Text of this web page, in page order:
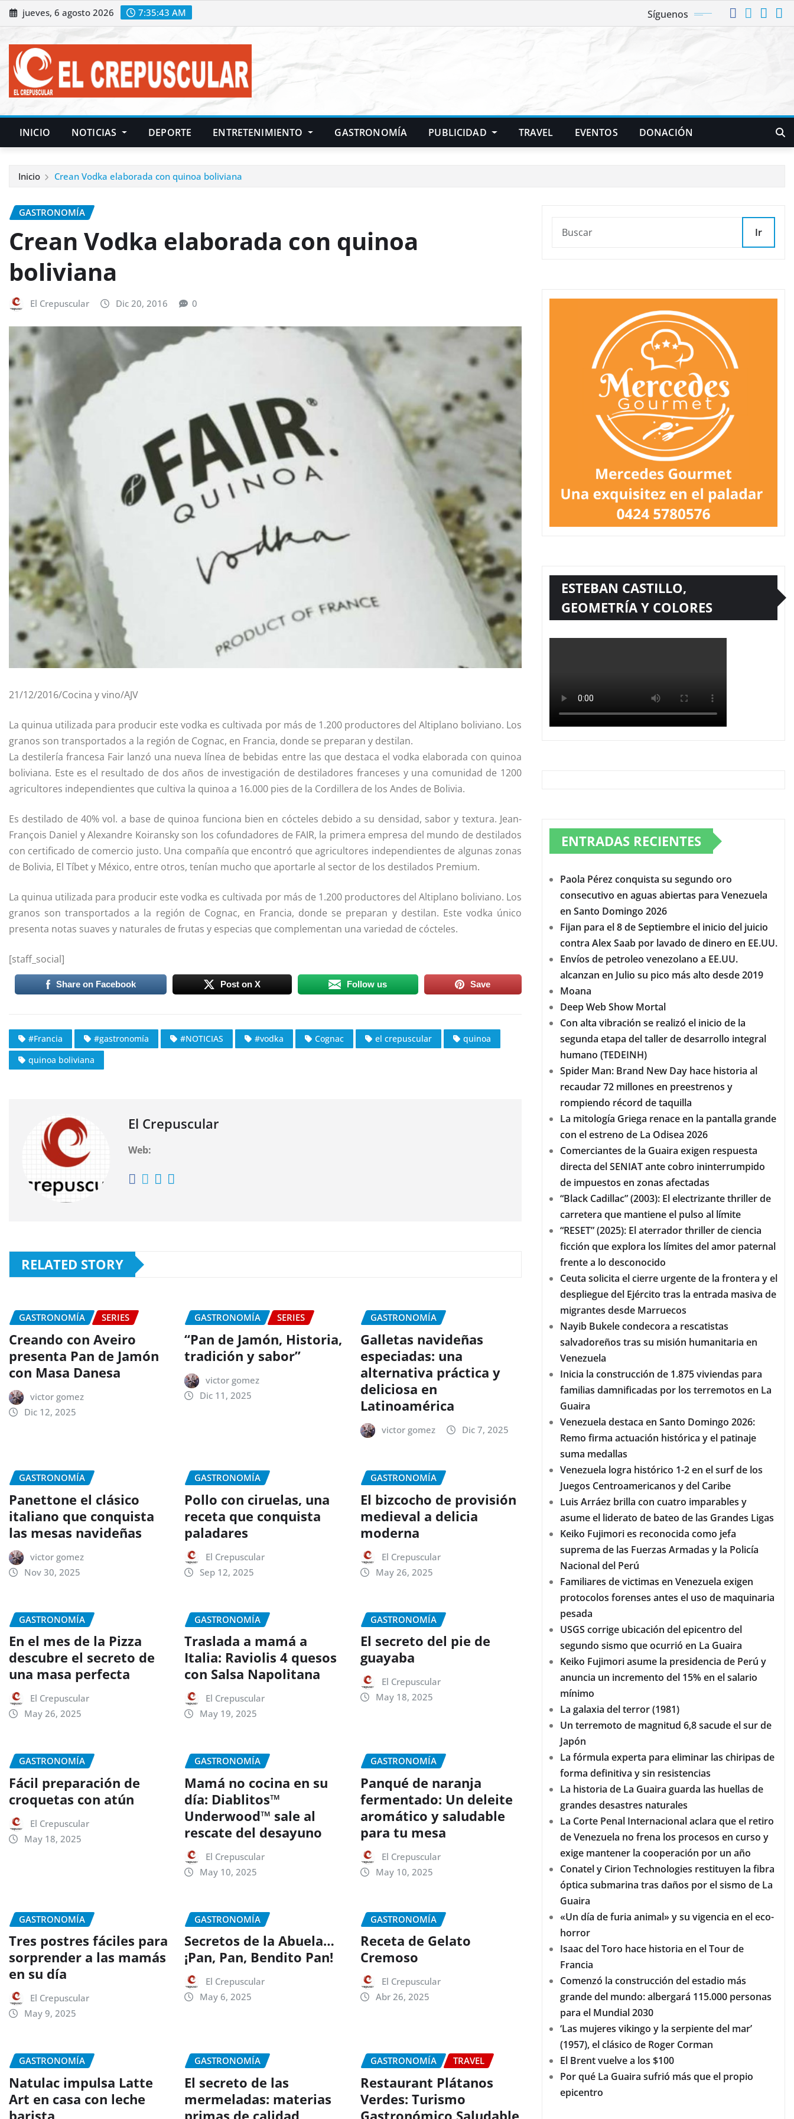
Saltar
al
jueves, 6 agosto 2026 7:35:44 AM Síguenos
INICIO NOTICIAS DEPORTE ENTRETENIMIENTO GASTRONOMÍA PUBLICIDAD TRAVEL EVENTOS DONACIÓN
Inicio Crean Vodka elaborada con quinoa boliviana
GASTRONOMÍA
Crean Vodka elaborada con quinoa
boliviana
El Crepuscular Dic 20, 2016 0
21/12/2016/Cocina y vino/AJV
La quinua utilizada para producir este vodka es cultivada por más de 1.200 productores del Altiplano boliviano. Los
granos son transportados a la región de Cognac, en Francia, donde se preparan y destilan.
La destilería francesa Fair lanzó una nueva línea de bebidas entre las que destaca el vodka elaborada con quinoa
boliviana. Este es el resultado de dos años de investigación de destiladores franceses y una comunidad de 1200
agricultores independientes que cultiva la quinoa a 16.000 pies de la Cordillera de los Andes de Bolivia.
Es destilado de 40% vol. a base de quinoa funciona bien en cócteles debido a su densidad, sabor y textura. Jean-
François Daniel y Alexandre Koiransky son los cofundadores de FAIR, la primera empresa del mundo de destilados
con certificado de comercio justo. Una compañía que encontró que agricultores independientes de algunas zonas
de Bolivia, El Tíbet y México, entre otros, tenían mucho que aportarle al sector de los destilados Premium.
La quinua utilizada para producir este vodka es cultivada por más de 1.200 productores del Altiplano boliviano. Los
granos son transportados a la región de Cognac, en Francia, donde se preparan y destilan. Este vodka único
presenta notas suaves y naturales de frutas y especias que complementan una variedad de cócteles.
[staff_social]
Share on Facebook Post on X Follow us Save
#Francia #gastronomía #NOTICIAS #vodka Cognac el crepuscular
quinoa
quinoa boliviana
El Crepuscular
Web:
RELATED STORY
GASTRONOMÍA SERIES
Creando con Aveiro
presenta Pan de Jamón
con Masa Danesa
victor gomez
Dic 12, 2025
GASTRONOMÍA SERIES
“Pan de Jamón, Historia,
tradición y sabor”
victor gomez
Dic 11, 2025
GASTRONOMÍA
Galletas navideñas
especiadas: una
alternativa práctica y
deliciosa en
Latinoamérica
victor gomez Dic 7, 2025
GASTRONOMÍA
Panettone el clásico
italiano que conquista
las mesas navideñas
victor gomez
Nov 30, 2025
GASTRONOMÍA
Pollo con ciruelas, una
receta que conquista
paladares
El Crepuscular
Sep 12, 2025
GASTRONOMÍA
El bizcocho de provisión
medieval a delicia
moderna
El Crepuscular
May 26, 2025
GASTRONOMÍA
En el mes de la Pizza
descubre el secreto de
una masa perfecta
El Crepuscular
May 26, 2025
GASTRONOMÍA
Traslada a mamá a
Italia: Raviolis 4 quesos
con Salsa Napolitana
El Crepuscular
May 19, 2025
GASTRONOMÍA
El secreto del pie de
guayaba
El Crepuscular
May 18, 2025
GASTRONOMÍA
Fácil preparación de
croquetas con atún
El Crepuscular
May 18, 2025
GASTRONOMÍA
Mamá no cocina en su
día: Diablitos™
Underwood™ sale al
rescate del desayuno
El Crepuscular
May 10, 2025
GASTRONOMÍA
Panqué de naranja
fermentado: Un deleite
aromático y saludable
para tu mesa
El Crepuscular
May 10, 2025
GASTRONOMÍA
Tres postres fáciles para
sorprender a las mamás
en su día
El Crepuscular
May 9, 2025
GASTRONOMÍA
Secretos de la Abuela…
¡Pan, Pan, Bendito Pan!
El Crepuscular
May 6, 2025
GASTRONOMÍA
Receta de Gelato
Cremoso
El Crepuscular
Abr 26, 2025
GASTRONOMÍA
Natulac impulsa Latte
Art en casa con leche
barista
GASTRONOMÍA
El secreto de las
mermeladas: materias
primas de calidad
GASTRONOMÍA TRAVEL
Restaurant Plátanos
Verdes: Turismo
Gastronómico Saludable
Ir
ESTEBAN CASTILLO,
GEOMETRÍA Y COLORES
ENTRADAS RECIENTES
Paola Pérez conquista su segundo oro
consecutivo en aguas abiertas para Venezuela
en Santo Domingo 2026
Fijan para el 8 de Septiembre el inicio del juicio
contra Alex Saab por lavado de dinero en EE.UU.
Envíos de petroleo venezolano a EE.UU.
alcanzan en Julio su pico más alto desde 2019
Moana
Deep Web Show Mortal
Con alta vibración se realizó el inicio de la
segunda etapa del taller de desarrollo integral
humano (TEDEINH)
Spider Man: Brand New Day hace historia al
recaudar 72 millones en preestrenos y
rompiendo récord de taquilla
La mitología Griega renace en la pantalla grande
con el estreno de La Odisea 2026
Comerciantes de la Guaira exigen respuesta
directa del SENIAT ante cobro ininterrumpido
de impuestos en zonas afectadas
“Black Cadillac” (2003): El electrizante thriller de
carretera que mantiene el pulso al límite
“RESET” (2025): El aterrador thriller de ciencia
ficción que explora los límites del amor paternal
frente a lo desconocido
Ceuta solicita el cierre urgente de la frontera y el
despliegue del Ejército tras la entrada masiva de
migrantes desde Marruecos
Nayib Bukele condecora a rescatistas
salvadoreños tras su misión humanitaria en
Venezuela
Inicia la construcción de 1.875 viviendas para
familias damnificadas por los terremotos en La
Guaira
Venezuela destaca en Santo Domingo 2026:
Remo firma actuación histórica y el patinaje
suma medallas
Venezuela logra histórico 1-2 en el surf de los
Juegos Centroamericanos y del Caribe
Luis Arráez brilla con cuatro imparables y
asume el liderato de bateo de las Grandes Ligas
Keiko Fujimori es reconocida como jefa
suprema de las Fuerzas Armadas y la Policía
Nacional del Perú
Familiares de victimas en Venezuela exigen
protocolos forenses antes el uso de maquinaria
pesada
USGS corrige ubicación del epicentro del
segundo sismo que ocurrió en La Guaira
Keiko Fujimori asume la presidencia de Perú y
anuncia un incremento del 15% en el salario
mínimo
La galaxia del terror (1981)
Un terremoto de magnitud 6,8 sacude el sur de
Japón
La fórmula experta para eliminar las chiripas de
forma definitiva y sin resistencias
La historia de La Guaira guarda las huellas de
grandes desastres naturales
La Corte Penal Internacional aclara que el retiro
de Venezuela no frena los procesos en curso y
exige mantener la cooperación por un año
Conatel y Cirion Technologies restituyen la fibra
óptica submarina tras daños por el sismo de La
Guaira
«Un día de furia animal» y su vigencia en el eco-
horror
Isaac del Toro hace historia en el Tour de
Francia
Comenzó la construcción del estadio más
grande del mundo: albergará 115.000 personas
para el Mundial 2030
‘Las mujeres vikingo y la serpiente del mar’
(1957), el clásico de Roger Corman
El Brent vuelve a los $100
Por qué La Guaira sufrió más que el propio
epicentro